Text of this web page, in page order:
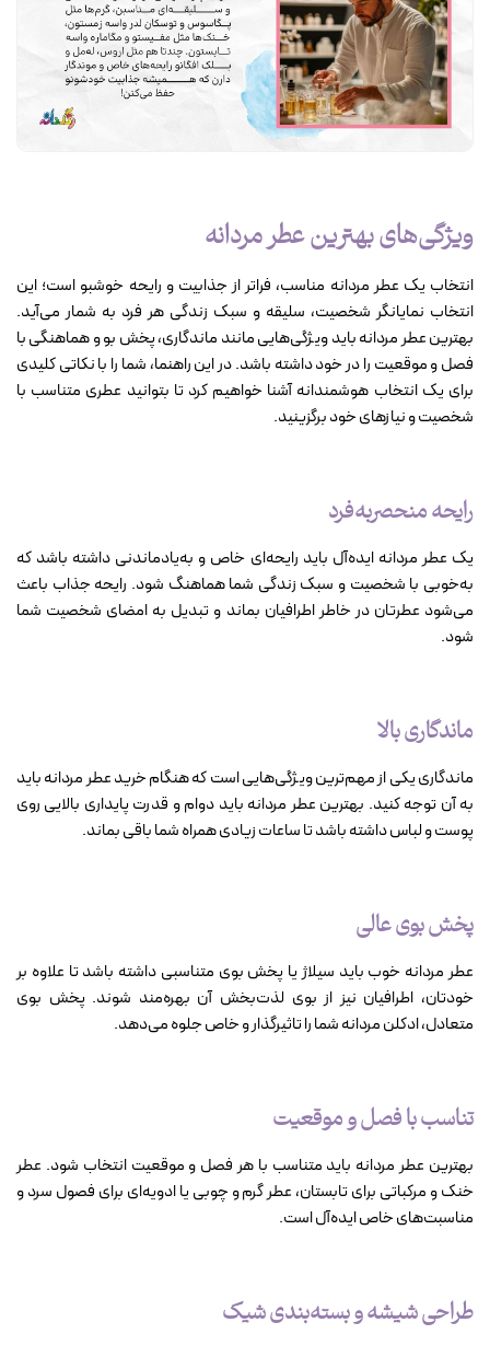
ویژگی‌های بهترین عطر مردانه
انتخاب یک عطر مردانه مناسب، فراتر از جذابیت و رایحه خوشبو است؛ این
انتخاب نمایانگر شخصیت، سلیقه و سبک زندگی هر فرد به شمار می‌آید.
بهترین عطر مردانه باید ویژگی‌هایی مانند ماندگاری، پخش بو و هماهنگی با
فصل و موقعیت را در خود داشته باشد. در این راهنما، شما را با نکاتی کلیدی
برای یک انتخاب هوشمندانه آشنا خواهیم کرد تا بتوانید عطری متناسب با
شخصیت و نیازهای خود برگزینید.
رایحه منحصربه‌فرد
یک عطر مردانه ایده‌آل باید رایحه‌ای خاص و به‌یادماندنی داشته باشد که
به‌خوبی با شخصیت و سبک زندگی شما هماهنگ شود. رایحه جذاب باعث
می‌شود عطرتان در خاطر اطرافیان بماند و تبدیل به امضای شخصیت شما
شود.
ماندگاری بالا
ماندگاری یکی از مهم‌ترین ویژگی‌هایی است که هنگام خرید عطر مردانه باید
به آن توجه کنید. بهترین عطر مردانه باید دوام و قدرت پایداری بالایی روی
پوست و لباس داشته باشد تا ساعات زیادی همراه شما باقی بماند.
پخش بوی عالی
عطر مردانه خوب باید سیلاژ یا پخش بوی متناسبی داشته باشد تا علاوه بر
خودتان، اطرافیان نیز از بوی لذت‌بخش آن بهره‌مند شوند. پخش بوی
متعادل، ادکلن مردانه شما را تاثیرگذار و خاص جلوه می‌دهد.
تناسب با فصل و موقعیت
بهترین عطر مردانه باید متناسب با هر فصل و موقعیت انتخاب شود. عطر
خنک و مرکباتی برای تابستان، عطر گرم و چوبی یا ادویه‌ای برای فصول سرد و
مناسبت‌های خاص ایده‌آل است.
طراحی شیشه و بسته‌بندی شیک